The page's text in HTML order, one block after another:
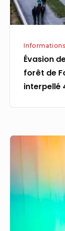
de
second
détenu
interpellé
Évasion
forêt de
interpellé
L’ensemble
cuivres
de
Radio